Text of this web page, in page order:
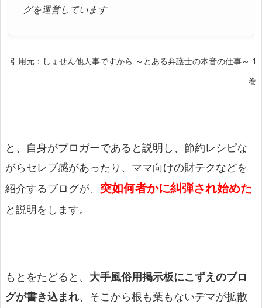
グを運営しています
引用元：しょせん他人事ですから ～とある弁護士の本音の仕事～ 1
巻
と、自身がブロガーであると説明し、節約レシピな
がらセレブ感があったり、ママ向けの財テクなどを
紹介するブログが、 突如何者かに糾弾され始めた
と説明をします。
もとをたどると、 大手風俗用掲示板にこずえのブロ
グが書き込まれ、そこから根も葉もないデマが拡散